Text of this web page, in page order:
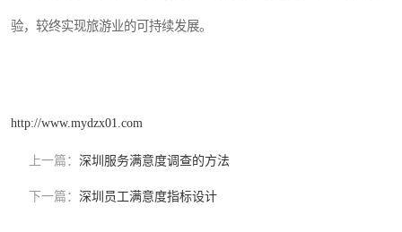
验，较终实现旅游业的可持续发展。
http://www.mydzx01.com
上一篇： 深圳服务满意度调查的方法
下一篇： 深圳员工满意度指标设计